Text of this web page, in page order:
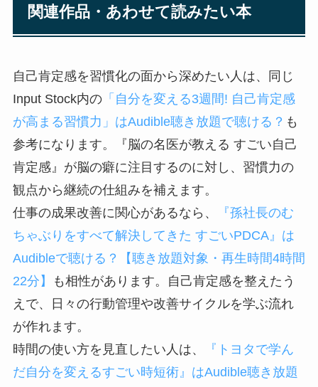
関連作品・あわせて読みたい本
自己肯定感を習慣化の面から深めたい人は、同じ
Input Stock内の「自分を変える3週間! 自己肯定感
が高まる習慣力」はAudible聴き放題で聴ける？ も
参考になります。『脳の名医が教える すごい自己
肯定感』が脳の癖に注目するのに対し、習慣力の
観点から継続の仕組みを補えます。
仕事の成果改善に関心があるなら、
『孫社長のむ
ちゃぶりをすべて解決してきた すごいPDCA』は
Audibleで聴ける？【聴き放題対象・再生時間4時間
22分】
も相性があります。自己肯定感を整えたう
えで、日々の行動管理や改善サイクルを学ぶ流れ
が作れます。
時間の使い方を見直したい人は、
『トヨタで学ん
だ自分を変えるすごい時短術』はAudible聴き放題